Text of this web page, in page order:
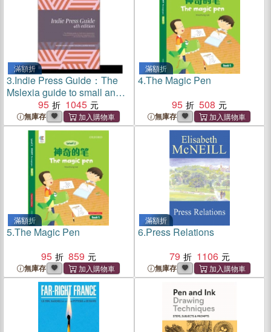
滿額折
3.Indie Press Guide：The
Mslexia guide to small and
independent book
publishers and literary
magazines in the UK and
the Republic of Ireland
95 1045
無庫存
滿額折
4.The Magic Pen
95
508
無庫存
滿額折
5.The Magic Pen
95
859
無庫存
滿額折
6.Press Relations
79
1106
無庫存